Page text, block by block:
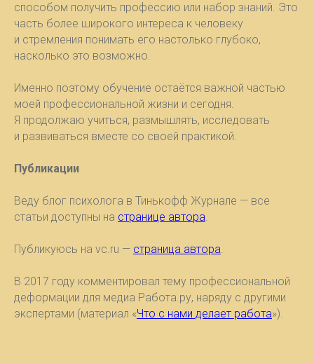
способом получить профессию или набор знаний. Это
часть более широкого интереса к человеку
и стремления понимать его настолько глубоко,
насколько это возможно.
Именно поэтому обучение остаётся важной частью
моей профессиональной жизни и сегодня.
Я продолжаю учиться, размышлять, исследовать
и развиваться вместе со своей практикой.
Публикации
Веду блог психолога в Тинькофф Журнале — все
статьи доступны на странице автора.
Публикуюсь на vc.ru — страница автора.
В 2017 году комментировал тему профессиональной
деформации для медиа Работа.ру, наряду с другими
экспертами (материал «Что с нами делает работа»).